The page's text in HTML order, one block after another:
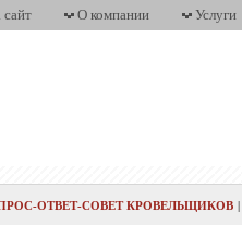
сайт О компании Услуги
ОТВЕТ-СОВЕТ КРОВЕЛЬЩИКОВ